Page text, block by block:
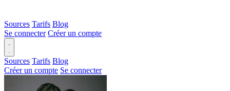
Sources Tarifs Blog
Se connecter Créer un compte
Sources Tarifs Blog
Créer un compte Se connecter